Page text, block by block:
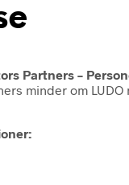
Partners –
minder om